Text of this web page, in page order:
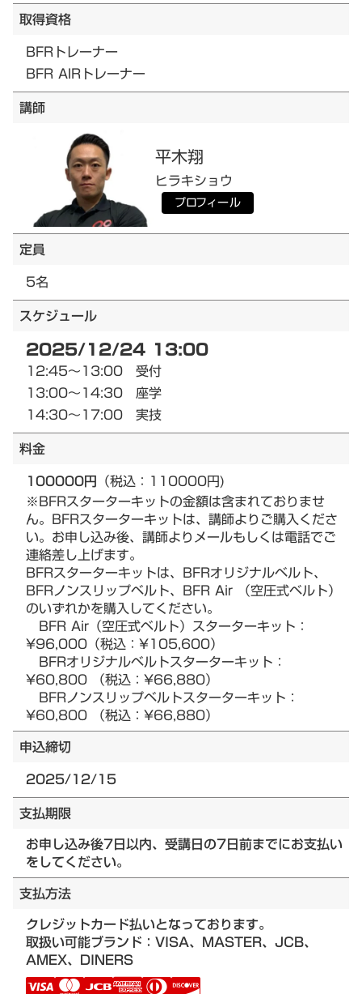
取得資格
BFRトレーナー
BFR AIRトレーナー
講師
平木翔
ヒラキショウ
プロフィール
定員
5名
スケジュール
2025/12/24 13:00
12:45～13:00 受付
13:00～14:30 座学
14:30～17:00 実技
料金
100000円 （税込：110000円)
※BFRスターターキットの金額は含まれておりませ
ん。BFRスターターキットは、講師よりご購入くださ
い。お申し込み後、講師よりメールもしくは電話でご
連絡差し上げます。
BFRスターターキットは、BFRオリジナルベルト、
BFRノンスリップベルト、BFR Air （空圧式ベルト）
のいずれかを購入してください。
BFR Air（空圧式ベルト）スターターキット：
¥96,000（税込：¥105,600）
BFRオリジナルベルトスターターキット：
¥60,800 （税込：¥66,880）
BFRノンスリップベルトスターターキット：
¥60,800 （税込：¥66,880）
申込締切
2025/12/15
支払期限
お申し込み後7日以内、受講日の7日前までにお支払い
をしてください。
支払方法
クレジットカード払いとなっております。
取扱い可能ブランド：VISA、MASTER、JCB、
AMEX、DINERS